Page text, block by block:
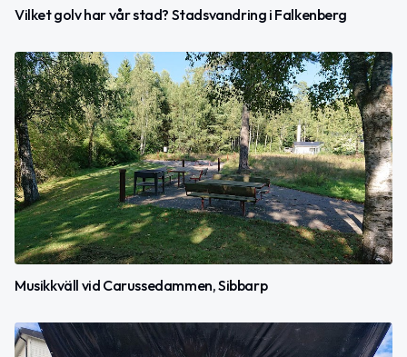
Vilket golv har vår stad? Stadsvandring i Falkenberg
Musikkväll vid Carussedammen, Sibbarp